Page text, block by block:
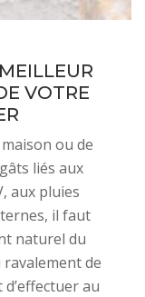
VOTRE
ou de
liés aux
aux pluies
il faut
naturel du
de
au